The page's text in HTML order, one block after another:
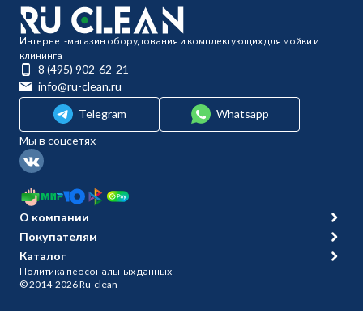
Интернет-магазин оборудования и комплектующих для мойки и
клининга
8 (495) 902-62-21
info@ru-clean.ru
Telegram
Whatsapp
Мы в соцсетях
О компании
Покупателям
Каталог
Политика персональных данных
© 2014-2026 Ru-clean